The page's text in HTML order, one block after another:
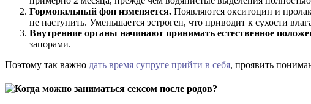
Гормональный фон изменяется. Появляются окситоцин и
не наступить. Уменьшается эстроген, что приводит к сухости
Внутренние органы начинают принимать естественное
запорами.
Поэтому так важно дать время супруге прийти в себя, проявить